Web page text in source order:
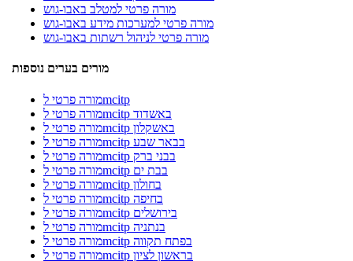
מורה פרטי למטלב באבו-גוש
מורה פרטי למערכות מידע באבו-גוש
מורה פרטי לניהול רשתות באבו-גוש
מורים בערים נוספות
מורה פרטי לmcitp
מורה פרטי לmcitp באשדוד
מורה פרטי לmcitp באשקלון
מורה פרטי לmcitp בבאר שבע
מורה פרטי לmcitp בבני ברק
מורה פרטי לmcitp בבת ים
מורה פרטי לmcitp בחולון
מורה פרטי לmcitp בחיפה
מורה פרטי לmcitp בירושלים
מורה פרטי לmcitp בנתניה
מורה פרטי לmcitp בפתח תקווה
מורה פרטי לmcitp בראשון לציון